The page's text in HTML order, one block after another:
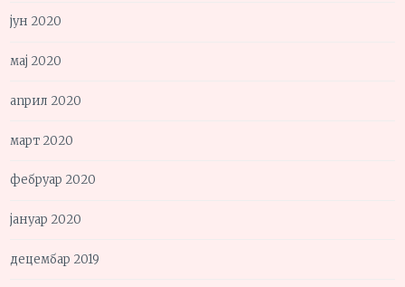
јун 2020
мај 2020
април 2020
март 2020
фебруар 2020
јануар 2020
децембар 2019